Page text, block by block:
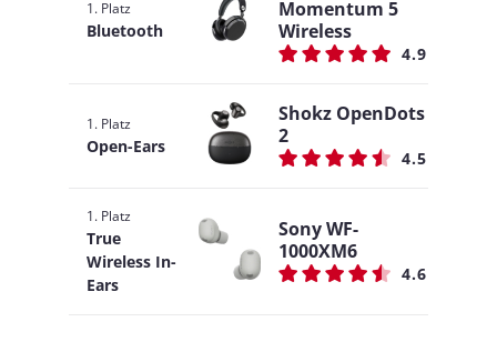
1. Platz
Bluetooth
Momentum 5
Wireless
4.9
1. Platz
Open-Ears
Shokz OpenDots
2
4.5
1. Platz
True
Wireless In-
Ears
Sony WF-
1000XM6
4.6